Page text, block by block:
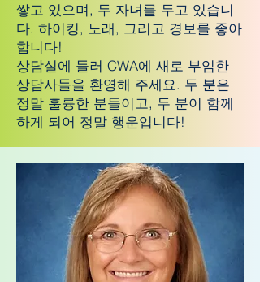
쌓고 있으며, 두 자녀를 두고 있습니
다. 하이킹, 노래, 그리고 경보를 좋아
합니다!
상담실에 들러 CWA에 새로 부임한
상담사들을 환영해 주세요. 두 분은
정말 훌륭한 분들이고, 두 분이 함께
하게 되어 정말 행운입니다!